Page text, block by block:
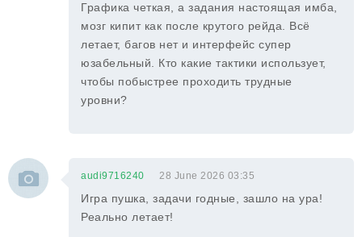
Графика четкая, а задания настоящая имба,
мозг кипит как после крутого рейда. Всё
летает, багов нет и интерфейс супер
юзабельный. Кто какие тактики использует,
чтобы побыстрее проходить трудные
уровни?
audi9716240 28 June 2026 03:35
Игра пушка, задачи годные, зашло на ура!
Реально летает!